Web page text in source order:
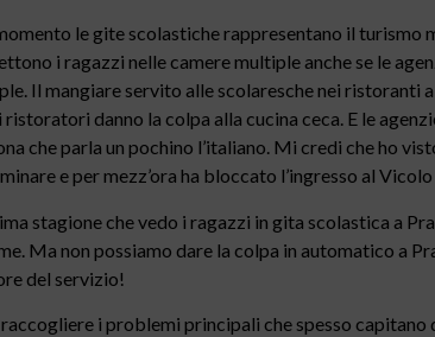
le gite scolastiche rappresentano il turismo
i ragazzi nelle camere multiple anche se le
Il mangiare servito alle scolaresche nei ristoranti
danno la colpa alla cucina ceca. E le
che parla un pochino l’italiano. Mi credi che ho
e per mezz’ora ha bloccato l’ingresso al
stagione che vedo i ragazzi in gita scolastica a
Ma non possiamo dare la colpa in automatico a
del servizio!
i problemi principali che spesso capitano